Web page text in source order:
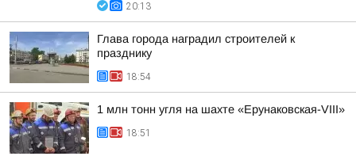
20:13
Глава города наградил строителей к
празднику
18:54
1 млн тонн угля на шахте «Ерунаковская-VIII»
18:51